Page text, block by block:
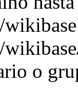
o